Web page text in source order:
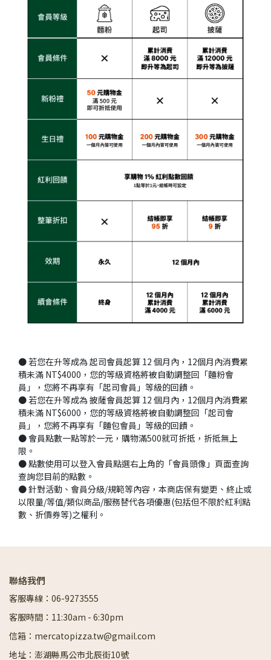
● 若您在升等成為 起司會員起算 12 個月內，12個月內消費累
積未滿 NT$4000，您的等級資格將被自動調整回「麵粉會
員」，您將不再享有「起司會員」等級的回饋。
● 若您在升等成為 披薩會員起算 12 個月內，12個月內消費累
積未滿 NT$6000，您的等級資格將被自動調整回「起司會
員」，您將不再享有「麵包會員」等級的回饋。
● 會員點數一點等於一元，購物滿500就可折抵，折抵無上
限。
● 點數使用可以登入會員點選右上角的「會員頭像」頁面查詢
查詢您目前的點數。
● 針對活動、會員分級/規範等內容，本商店保有變更、終止或
以限量/等值/類似商品/服務替代各項優惠(包括但不限於紅利點
數、折價券等)之權利。
聯絡我們
客服專線：06-9273555
客服時間：11:30am - 6:30pm
信箱：mercatopizza.tw@gmail.com
地址：澎湖縣馬公市北辰街10號